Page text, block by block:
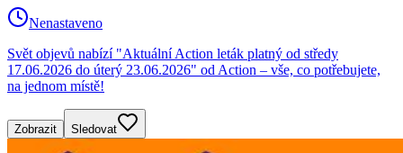
Nenastaveno
Svět objevů nabízí "Aktuální Action leták platný od středy
17.06.2026 do úterý 23.06.2026" od Action – vše, co potřebujete,
na jednom místě!
Zobrazit Sledovat